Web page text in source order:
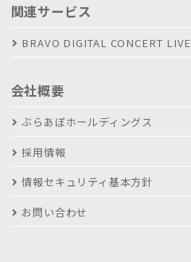
関連サービス
BRAVO DIGITAL CONCERT LIVE
会社概要
ぶらあぼホールディングス
採用情報
情報セキュリティ基本方針
お問い合わせ